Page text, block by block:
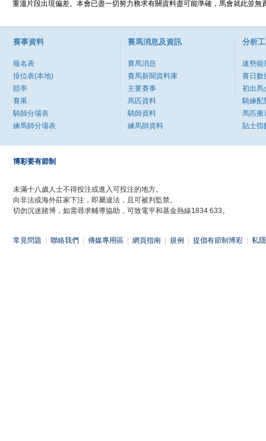
重溫片段出現偏差。本會已盡一切努力務求有關資料盡可能準確，馬會就此並
賽事資料
報名表
排位表(本地)
賠率
賽果
騎師分場表
練馬師分場表
賽馬消息及資訊
賽馬消息
賽馬新聞資料庫
主要賽事
馬匹資料
騎師資料
練馬師資料
分析
速勢能
賽日數
初出馬
騎練配
馬匹搬
貼士指
博彩要有節制
未滿十八歲人士不得投注或進入可投注的地方。
向非法或海外莊家下注，即屬違法，且可被判監禁。
切勿沉迷賭博，如需尋求輔導協助，可致電平和基金熱線1834 633。
常見問題 聯絡我們 傳媒專用區 網頁指南 規例 提倡有節制博彩 私